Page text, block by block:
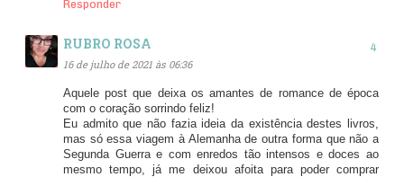
Responder
RUBRO ROSA
16 de julho de 2021 às 06:36
Aquele post que deixa os amantes de romance de época
com o coração sorrindo feliz!
Eu admito que não fazia ideia da existência destes livros,
mas só essa viagem à Alemanha de outra forma que não a
Segunda Guerra e com enredos tão intensos e doces ao
mesmo tempo, já me deixou afoita para poder comprar